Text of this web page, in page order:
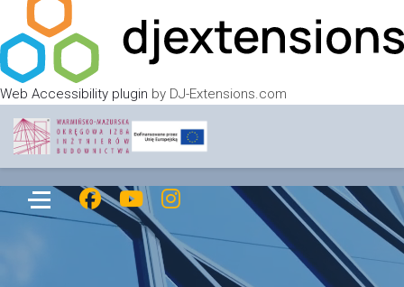
Web Accessibility plugin by DJ-Extensions.com